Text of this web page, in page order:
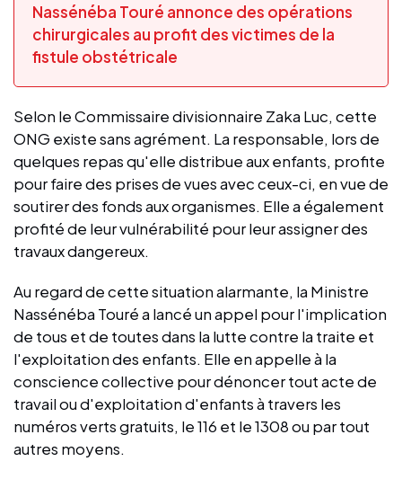
Nassénéba Touré annonce des opérations
chirurgicales au profit des victimes de la
fistule obstétricale
Selon le Commissaire divisionnaire Zaka Luc, cette
ONG existe sans agrément. La responsable, lors de
quelques repas qu'elle distribue aux enfants, profite
pour faire des prises de vues avec ceux-ci, en vue de
soutirer des fonds aux organismes. Elle a également
profité de leur vulnérabilité pour leur assigner des
travaux dangereux.
Au regard de cette situation alarmante, la Ministre
Nassénéba Touré a lancé un appel pour l'implication
de tous et de toutes dans la lutte contre la traite et
l'exploitation des enfants. Elle en appelle à la
conscience collective pour dénoncer tout acte de
travail ou d'exploitation d'enfants à travers les
numéros verts gratuits, le 116 et le 1308 ou par tout
autres moyens.